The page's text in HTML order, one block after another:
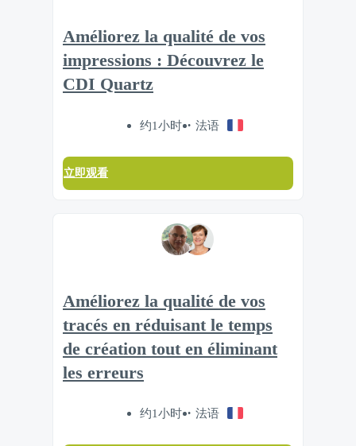
Améliorez la qualité de vos
impressions : Découvrez le
CDI Quartz
约1小时 法语
立即观看
Améliorez la qualité de vos
tracés en réduisant le temps
de création tout en éliminant
les erreurs
约1小时 法语